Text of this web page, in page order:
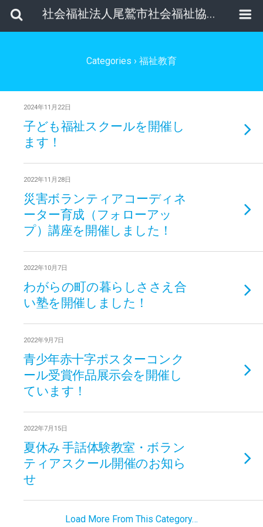
社会福祉法人尾鷲市社会福祉協議会
Categories › 福祉教育
2024年11月22日
子ども福祉スクールを開催し
ます！
2022年11月28日
災害ボランティアコーディネ
ーター育成（フォローアッ
プ）講座を開催しました！
2022年10月7日
わがらの町の暮らしささえ合
い塾を開催しました！
2022年9月7日
青少年赤十字ポスターコンク
ール受賞作品展示会を開催し
ています！
2022年7月15日
夏休み 手話体験教室・ボラン
ティアスクール開催のお知ら
せ
Load More From This Category…